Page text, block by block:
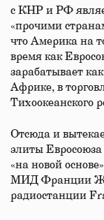
с КНР и РФ
«прочими
что Америка на
время как
зарабатывает
Африке, в
Тихоокеанского
Отсюда и
элиты
«на новой
МИД Франции
радиостанции